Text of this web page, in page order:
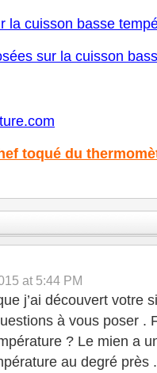
la cuisson basse
sur la cuisson
toqué du
at 5:44 PM
j’ai découvert votre
à vous poser .
? Le mien a
au degré près